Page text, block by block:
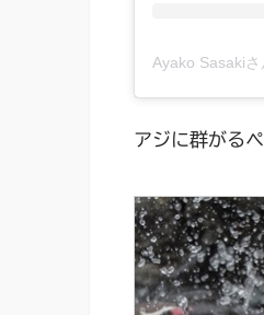
Ayako Sasaki
アジに群がる